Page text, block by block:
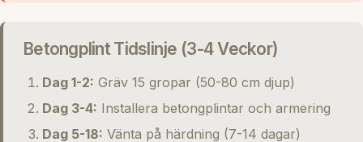
Betongplint Tidslinje (3-4 Veckor)
Dag 1-2: Gräv 15 gropar (50-80 cm djup)
Dag 3-4: Installera betongplintar och armering
Dag 5-18: Vänta på härdning (7-14 dagar)